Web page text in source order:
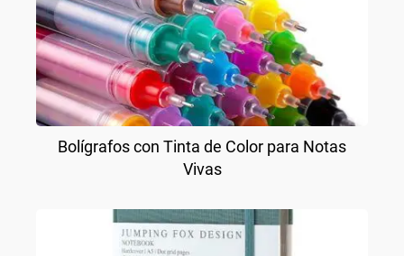
Bolígrafos con Tinta de Color para Notas
Vivas